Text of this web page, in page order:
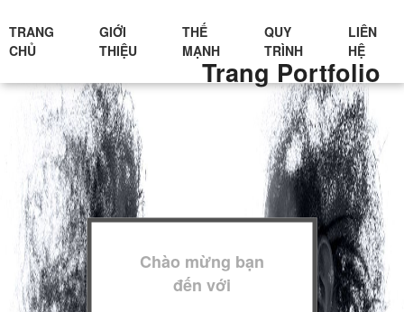
Trang Portfolio
TRANG
CHỦ
GIỚI
THIỆU
THẾ
MẠNH
QUY
TRÌNH
LIÊN
HỆ
Chào mừng bạn
đến với